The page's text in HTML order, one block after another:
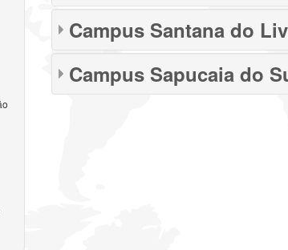
Campus Santana do
Campus Sapucaia do